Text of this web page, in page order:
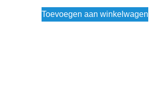
Toevoegen aan winkelwagen